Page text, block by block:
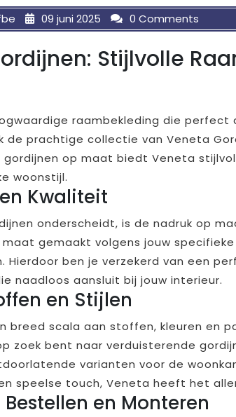
09 juni 2025 0 Comments
Stijlvolle
raambekleding die perfect
de prachtige collectie van Veneta
op maat biedt Veneta
woonstijl.
Kwaliteit
onderscheidt, is de nadruk op
gemaakt volgens jouw specifieke
Hierdoor ben je verzekerd van een
naadloos aansluit bij jouw interieur.
en Stijlen
breed scala aan stoffen, kleuren en
zoek bent naar verduisterende
varianten voor de
speelse touch, Veneta heeft het
en Monteren